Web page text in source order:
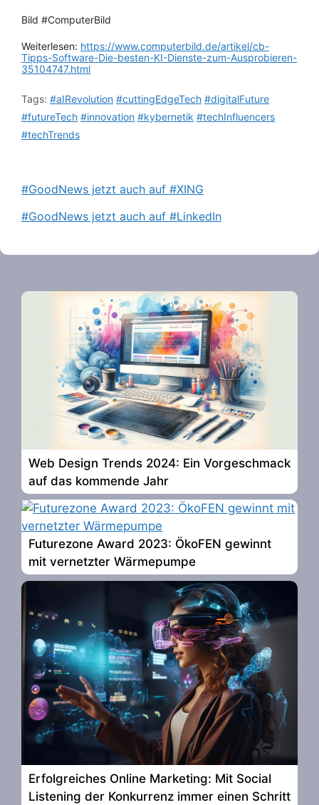
Bild #ComputerBild
Weiterlesen: https://www.computerbild.de/artikel/cb-
Tipps-Software-Die-besten-KI-Dienste-zum-Ausprobieren-
35104747.html
Tags: #aIRevolution #cuttingEdgeTech #digitalFuture
#futureTech #innovation #kybernetik #techInfluencers
#techTrends
#GoodNews jetzt auch auf #XING
#GoodNews jetzt auch auf #LinkedIn
Web Design Trends 2024: Ein Vorgeschmack
auf das kommende Jahr
Futurezone Award 2023: ÖkoFEN gewinnt
mit vernetzter Wärmepumpe
Erfolgreiches Online Marketing: Mit Social
Listening der Konkurrenz immer einen Schritt